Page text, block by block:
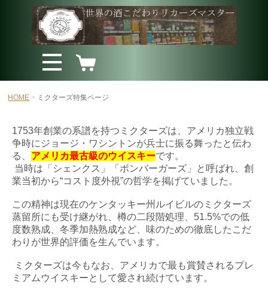
HOME ミクターズ特集ページ
1753年創業の系譜を持つミクターズは、アメリカ独立戦
争時にジョージ・ワシントンが兵士に振る舞ったと伝わ
る、 アメリカ最古級のウイスキーです。
当時は「シェンクス」「ボンバーガーズ」と呼ばれ、創
業当初から“コスト度外視”の哲学を掲げていました。
この精神は現在のケンタッキー州ルイビルのミクターズ
蒸留所にも受け継がれ、樽の二段階処理、51.5%での低
度数熟成、冬季加熱熟成など、味のための徹底したこだ
わりが世界的評価を生んでいます。
ミクターズは今もなお、アメリカで最も賞賛されるプレ
ミアムウイスキーとして愛され続けています。